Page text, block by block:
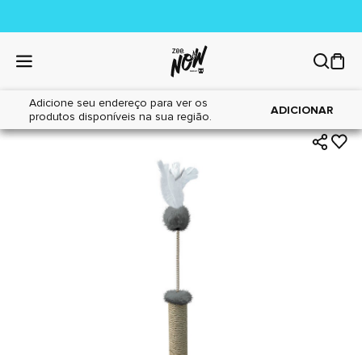
Adicione seu endereço para ver os
produtos disponíveis na sua região.
ADICIONAR
Home|Gatos|Brinquedos